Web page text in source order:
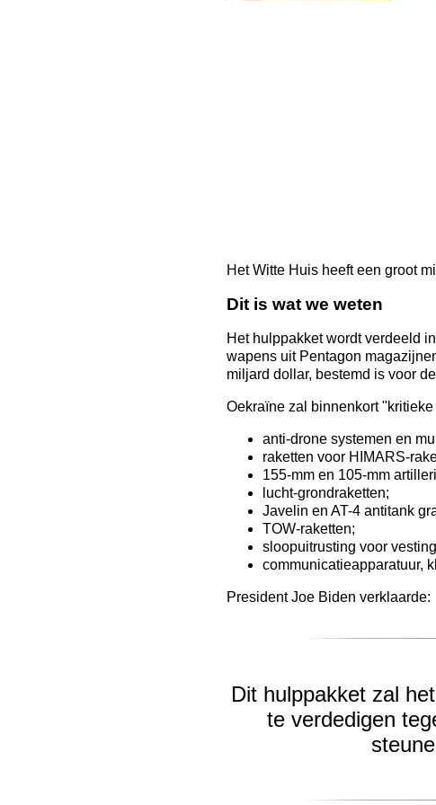
Het Witte Huis heeft een groot
Dit is wat we weten
Het hulppakket wordt verdeeld
wapens uit Pentagon
miljard dollar, bestemd is voor
Oekraïne zal binnenkort
anti-drone systemen en
raketten voor HIMARS-
155-mm en 105-mm
lucht-grondraketten;
Javelin en AT-4 antitank
TOW-raketten;
sloopuitrusting voor
communicatieapparatuur,
President Joe Biden verklaarde:
Dit hulppakket zal
te verdedigen